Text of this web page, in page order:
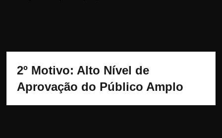
2º Motivo: Alto Nível de
Aprovação do Público Amplo